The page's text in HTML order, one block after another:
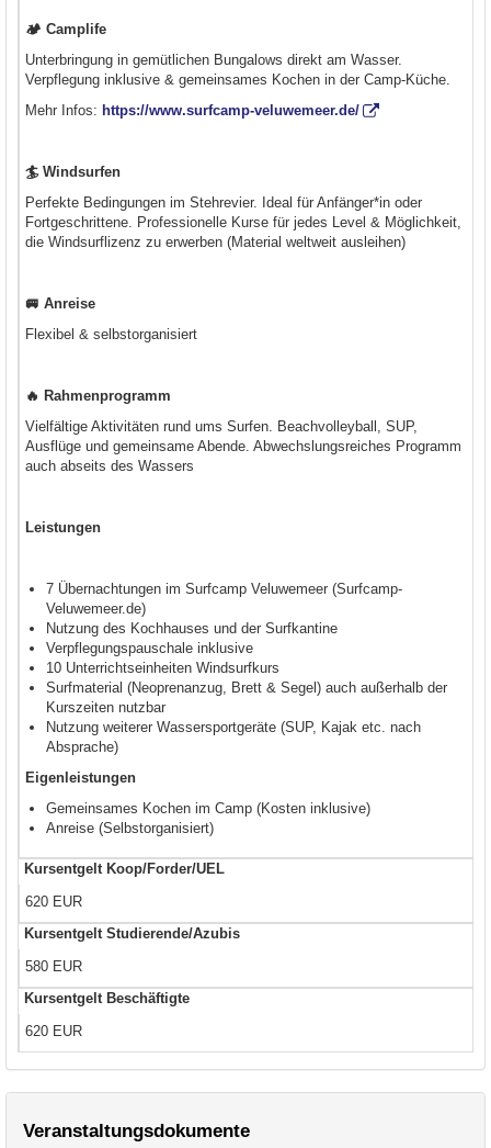
🏕️ Camplife
Unterbringung in gemütlichen Bungalows direkt am Wasser.
Verpflegung inklusive & gemeinsames Kochen in der Camp-Küche.
Mehr Infos: https://www.surfcamp-veluwemeer.de/
🏄 Windsurfen
Perfekte Bedingungen im Stehrevier. Ideal für Anfänger*in oder
Fortgeschrittene. Professionelle Kurse für jedes Level & Möglichkeit,
die Windsurflizenz zu erwerben (Material weltweit ausleihen)
🚐 Anreise
Flexibel & selbstorganisiert
🔥 Rahmenprogramm
Vielfältige Aktivitäten rund ums Surfen. Beachvolleyball, SUP,
Ausflüge und gemeinsame Abende. Abwechslungsreiches Programm
auch abseits des Wassers
Leistungen
7 Übernachtungen im Surfcamp Veluwemeer (Surfcamp-
Veluwemeer.de)
Nutzung des Kochhauses und der Surfkantine
Verpflegungspauschale inklusive
10 Unterrichtseinheiten Windsurfkurs
Surfmaterial (Neoprenanzug, Brett & Segel) auch außerhalb der
Kurszeiten nutzbar
Nutzung weiterer Wassersportgeräte (SUP, Kajak etc. nach
Absprache)
Eigenleistungen
Gemeinsames Kochen im Camp (Kosten inklusive)
Anreise (Selbstorganisiert)
Kursentgelt Koop/Forder/UEL
620 EUR
Kursentgelt Studierende/Azubis
580 EUR
Kursentgelt Beschäftigte
620 EUR
Veranstaltungsdokumente